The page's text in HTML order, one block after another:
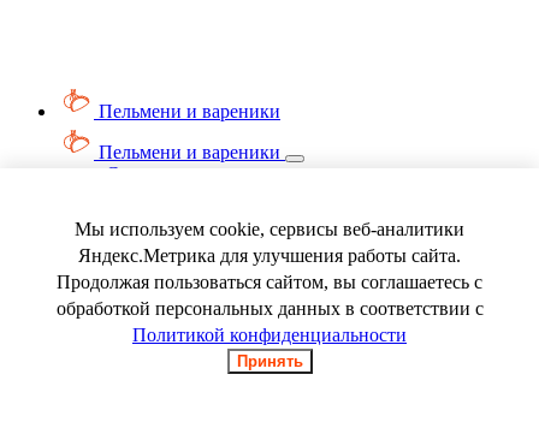
Пельмени и вареники
Пельмени и вареники
Смотреть весь раздел
Ягода замороженная
Мы используем cookie, сервисы веб-аналитики
Яндекс.Метрика для улучшения работы сайта.
Продолжая пользоваться сайтом, вы соглашаетесь с
обработкой персональных данных в соответствии с
Политикой конфиденциальности
Принять